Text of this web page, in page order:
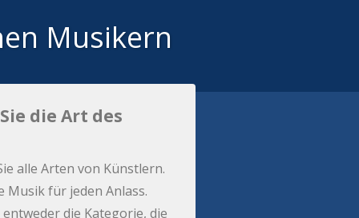
Musikern
die Art des
alle Arten von Künstlern.
Musik für jeden Anlass.
die Kategorie, die